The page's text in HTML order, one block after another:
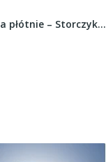
Obraz na płótnie – Storczyki w różnych kolorach...